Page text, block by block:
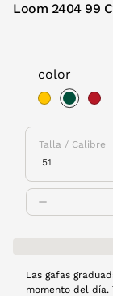
Loom 2404 99
color
Talla / Calibre
Las gafas
momento del día.